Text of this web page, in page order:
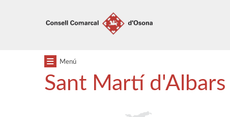
Menú
Sant Martí d'Albars